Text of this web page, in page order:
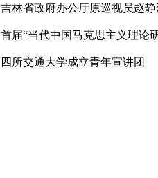
吉林省政府办公厅原巡视员赵静波一审被判刑
首届“当代中国马克思主义理论研究高层论坛”
四所交通大学成立青年宣讲团